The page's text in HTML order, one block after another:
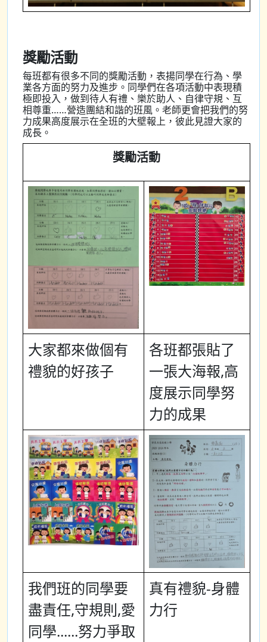
獎勵活動
每班都有很多不同的獎勵活動，表揚同學在行為、學
業各方面的努力及進步。同學們在各項活動中表現積
極即投入，做到待人有禮、樂於助人、自律守規、互
相尊重……營造團結和諧的班風。老師更會把我們的努
力成果高度展示在全班的大壁報上，彼此見證大家的
成長。
獎勵活動
大家都來做個有
禮貌的好孩子
各班都張貼了
一張大海報,高
度展示同學努
力的成果
我們班的同學要
盡責任,守規則,愛
同學......努力爭取
真有禮貌-身體
力行